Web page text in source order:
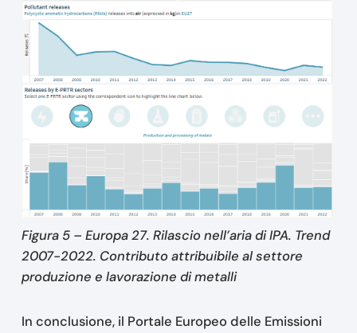
Figura 5 – Europa 27. Rilascio nell’aria di IPA. Trend
2007-2022. Contributo attribuibile al settore
produzione e lavorazione di metalli
In conclusione, il Portale Europeo delle Emissioni